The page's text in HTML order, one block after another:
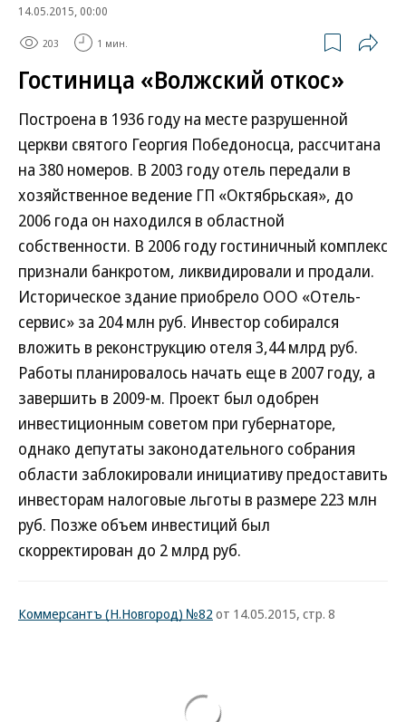
14.05.2015, 00:00
203 1 мин.
Гостиница «Волжский откос»
Построена в 1936 году на месте разрушенной
церкви святого Георгия Победоносца, рассчитана
на 380 номеров. В 2003 году отель передали в
хозяйственное ведение ГП «Октябрьская», до
2006 года он находился в областной
собственности. В 2006 году гостиничный комплекс
признали банкротом, ликвидировали и продали.
Историческое здание приобрело ООО «Отель-
сервис» за 204 млн руб. Инвестор собирался
вложить в реконструкцию отеля 3,44 млрд руб.
Работы планировалось начать еще в 2007 году, а
завершить в 2009-м. Проект был одобрен
инвестиционным советом при губернаторе,
однако депутаты законодательного собрания
области заблокировали инициативу предоставить
инвесторам налоговые льготы в размере 223 млн
руб. Позже объем инвестиций был
скорректирован до 2 млрд руб.
Коммерсантъ (Н.Новгород) №82 от 14.05.2015, стр. 8